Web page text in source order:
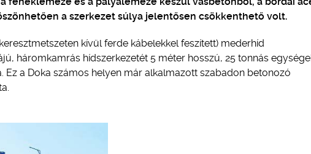
a szerkezet súlya jelentősen csökkenthető volt.
kívül ferde kábelekkel feszített) mederhíd
háromkamrás hídszerkezetét 5 méter hosszú, 25 tonnás
Ez a Doka számos helyen már alkalmazott szabadon betonozó